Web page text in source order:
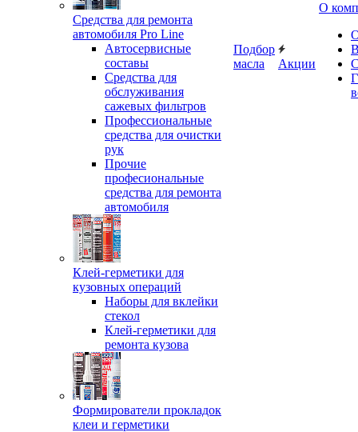
Средства для ремонта
автомобиля Pro Line
Автосервисные
составы
Средства для
обслуживания
сажевых фильтров
Профессиональные
средства для очистки
рук
Прочие
професиональные
средства для ремонта
автомобиля
Клей-герметики для
кузовных операций
Наборы для вклейки
стекол
Клей-герметики для
ремонта кузова
Формирователи прокладок
клеи и герметики
Подбор
масла
Акции
О